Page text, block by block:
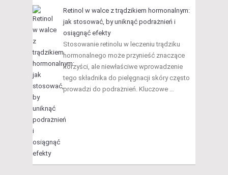
Retinol w walce z trądzikiem hormonalnym:
jak stosować, by uniknąć podrażnień i
osiągnąć efekty
Stosowanie retinolu w leczeniu trądziku
hormonalnego może przynieść znaczące
korzyści, ale niewłaściwe wprowadzenie
tego składnika do pielęgnacji skóry często
prowadzi do podrażnień. Kluczowe …